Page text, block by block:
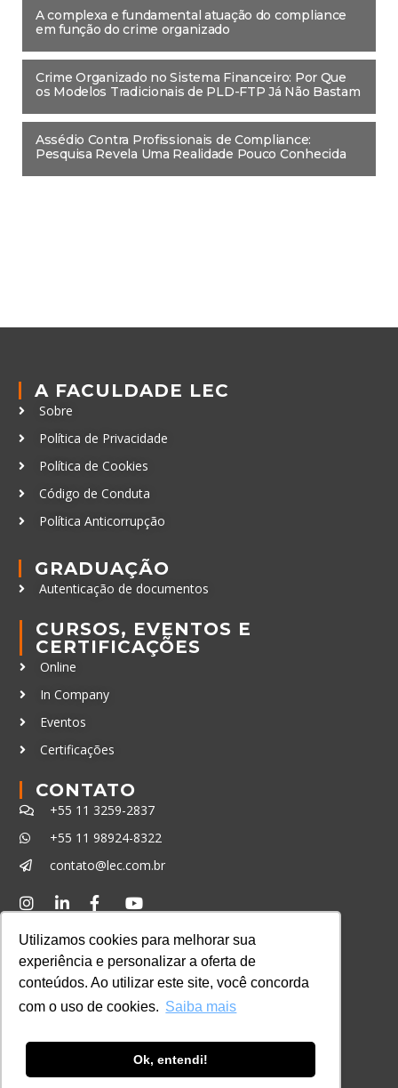
Utilizamos cookies para melhorar sua
experiência e personalizar a oferta de
conteúdos. Ao utilizar este site, você concorda
com o uso de cookies. Saiba mais
Ok, entendi!
A complexa e fundamental atuação do compliance
em função do crime organizado
Crime Organizado no Sistema Financeiro: Por Que
os Modelos Tradicionais de PLD-FTP Já Não Bastam
Assédio Contra Profissionais de Compliance:
Pesquisa Revela Uma Realidade Pouco Conhecida
A FACULDADE LEC
Sobre
Política de Privacidade
Política de Cookies
Código de Conduta
Política Anticorrupção
GRADUAÇÃO
Autenticação de documentos
CURSOS, EVENTOS E
CERTIFICAÇÕES
Online
In Company
Eventos
Certificações
CONTATO
+55 11 3259-2837
+55 11 98924-8322
contato@lec.com.br
Consulte aqui o cadastro da Instituição no
Sistema e-MEC